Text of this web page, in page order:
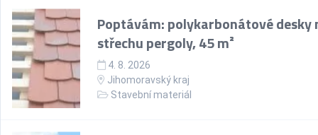
Poptávám: polykarbonátové desky
střechu pergoly, 45 m²
4. 8. 2026
Jihomoravský kraj
Stavební materiál